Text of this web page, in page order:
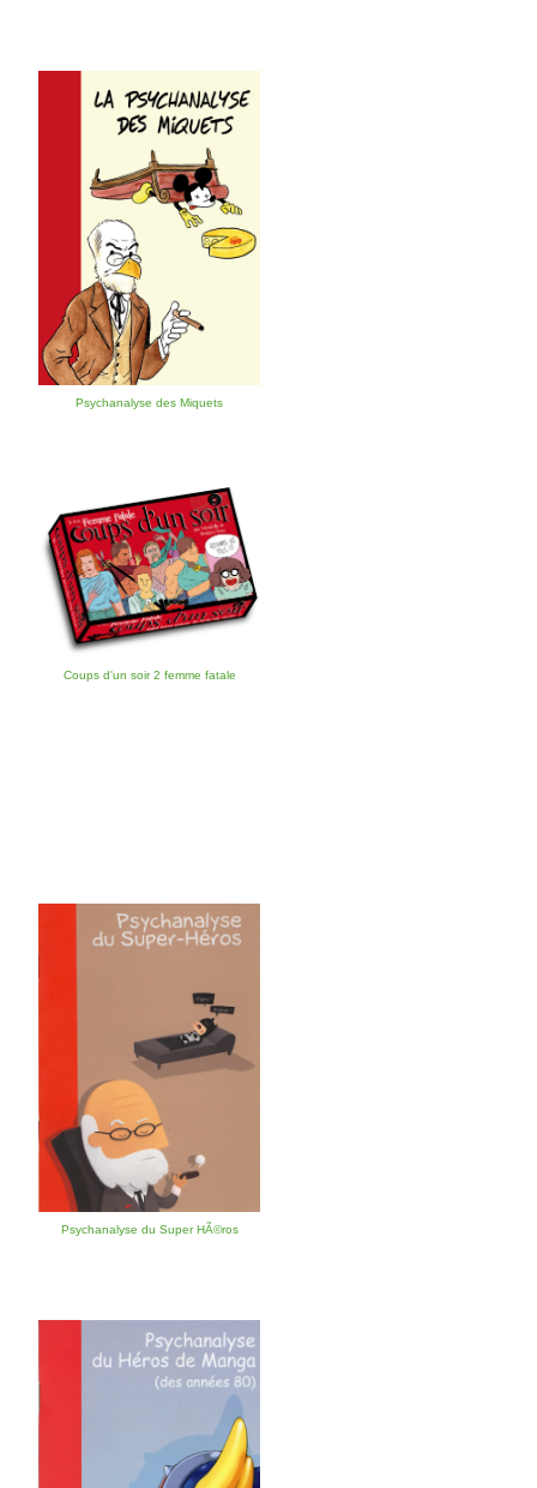
Psychanalyse des Miquets
Coups d'un soir 2 femme fatale
Psychanalyse du Super HÃ©ros